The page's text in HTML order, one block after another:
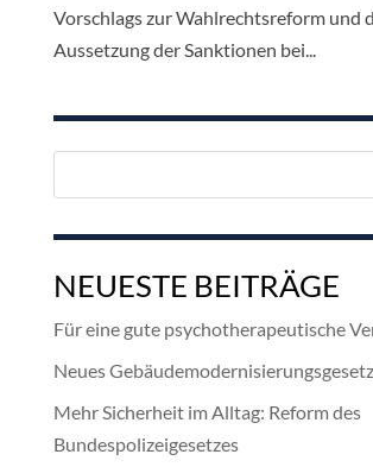
Vorschlags zur Wahlrechtsreform und
Aussetzung der Sanktionen bei...
Suchen
NEUESTE BEITRÄGE
Für eine gute psychotherapeutische
Neues Gebäudemodernisierungsgesetz
Mehr Sicherheit im Alltag: Reform des
Bundespolizeigesetzes